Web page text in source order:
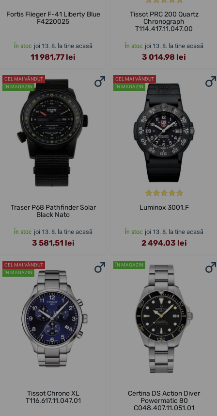
Fortis Flieger F-41 Liberty Blue
F4220025
În stoc joi 13. 8. la tine acasă
11 981,77 lei
Tissot PRC 200 Quartz
Chronograph
T114.417.11.047.00
În stoc joi 13. 8. la tine acasă
3 014,98 lei
CEL MAI VÂNDUT
ÎN MAGAZIN
Traser P68 Pathfinder Solar
Black Nato
În stoc joi 13. 8. la tine acasă
3 581,51 lei
CEL MAI VÂNDUT
ÎN MAGAZIN
Luminox 3001.F
În stoc joi 13. 8. la tine acasă
2 494,03 lei
CEL MAI VÂNDUT
ÎN MAGAZIN
Tissot Chrono XL
T116.617.11.047.01
ÎN MAGAZIN
Certina DS Action Diver
Powermatic 80
C048.407.11.051.01